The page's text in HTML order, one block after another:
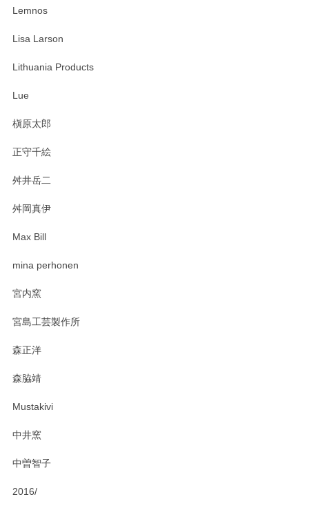
Lemnos
Lisa Larson
Lithuania Products
Lue
槇原太郎
正守千絵
舛井岳二
舛岡真伊
Max Bill
mina perhonen
宮内窯
宮島工芸製作所
森正洋
森脇靖
Mustakivi
中井窯
中曽智子
2016/